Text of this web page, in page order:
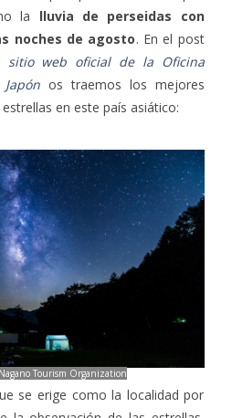
que permite contemplar
lluvia de perseidas con
noches de agosto
. En el post
sitio web oficial de la Oficina
os traemos los mejores
en este país asiático:
se erige como la localidad por